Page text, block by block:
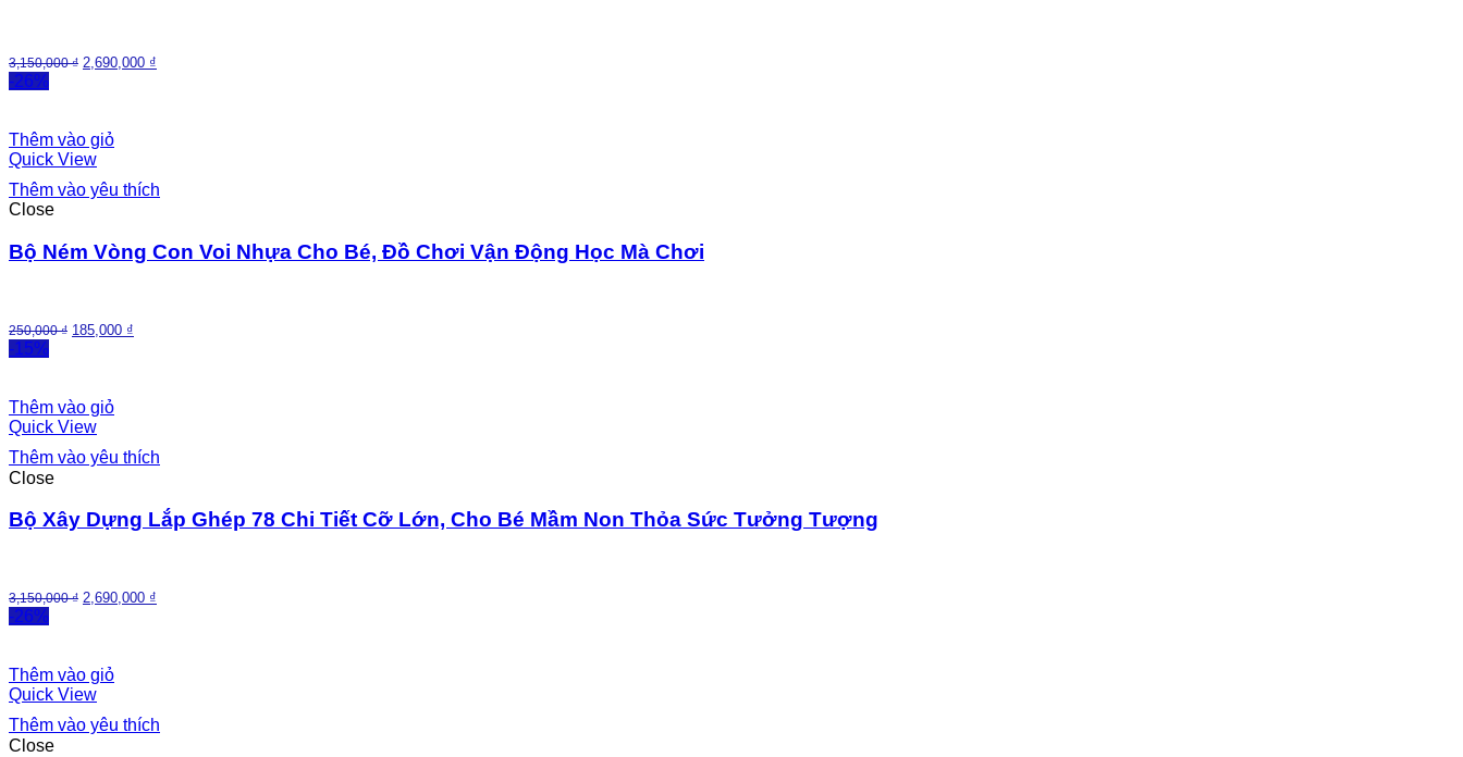
3,150,000₫ 2,690,000 ₫
-26%
Thêm vào giỏ
Quick View
Thêm vào yêu thích
Close
Bộ Ném Vòng Con Voi Nhựa Cho Bé, Đồ Chơi Vận Động Học Mà Chơi
250,000₫ 185,000 ₫
-15%
Thêm vào giỏ
Quick View
Thêm vào yêu thích
Close
Bộ Xây Dựng Lắp Ghép 78 Chi Tiết Cỡ Lớn, Cho Bé Mầm Non Thỏa Sức Tưởng Tượng
3,150,000₫ 2,690,000 ₫
-26%
Thêm vào giỏ
Quick View
Thêm vào yêu thích
Close